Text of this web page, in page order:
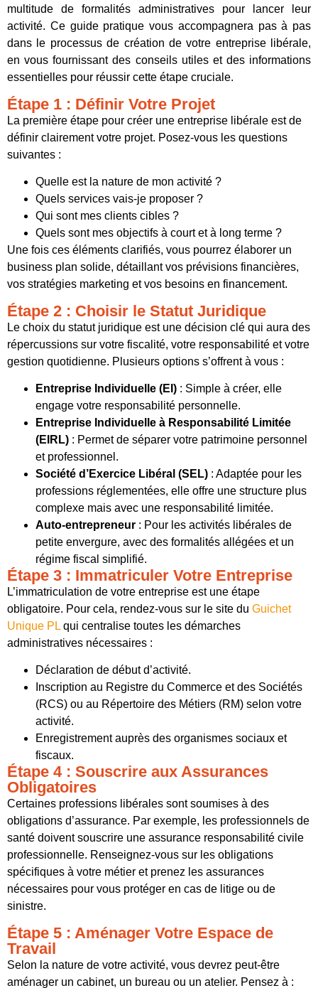
multitude de formalités administratives pour lancer leur
activité. Ce guide pratique vous accompagnera pas à pas
dans le processus de création de votre entreprise libérale,
en vous fournissant des conseils utiles et des informations
essentielles pour réussir cette étape cruciale.
Étape 1 : Définir Votre Projet
La première étape pour créer une entreprise libérale est de
définir clairement votre projet. Posez-vous les questions
suivantes :
Quelle est la nature de mon activité ?
Quels services vais-je proposer ?
Qui sont mes clients cibles ?
Quels sont mes objectifs à court et à long terme ?
Une fois ces éléments clarifiés, vous pourrez élaborer un
business plan solide, détaillant vos prévisions financières,
vos stratégies marketing et vos besoins en financement.
Étape 2 : Choisir le Statut Juridique
Le choix du statut juridique est une décision clé qui aura des
répercussions sur votre fiscalité, votre responsabilité et votre
gestion quotidienne. Plusieurs options s’offrent à vous :
Entreprise Individuelle (EI) : Simple à créer, elle
engage votre responsabilité personnelle.
Entreprise Individuelle à Responsabilité Limitée
(EIRL) : Permet de séparer votre patrimoine personnel
et professionnel.
Société d’Exercice Libéral (SEL) : Adaptée pour les
professions réglementées, elle offre une structure plus
complexe mais avec une responsabilité limitée.
Auto-entrepreneur : Pour les activités libérales de
petite envergure, avec des formalités allégées et un
régime fiscal simplifié.
Étape 3 : Immatriculer Votre Entreprise
L’immatriculation de votre entreprise est une étape
obligatoire. Pour cela, rendez-vous sur le site du Guichet
Unique PL qui centralise toutes les démarches
administratives nécessaires :
Déclaration de début d’activité.
Inscription au Registre du Commerce et des Sociétés
(RCS) ou au Répertoire des Métiers (RM) selon votre
activité.
Enregistrement auprès des organismes sociaux et
fiscaux.
Étape 4 : Souscrire aux Assurances
Obligatoires
Certaines professions libérales sont soumises à des
obligations d’assurance. Par exemple, les professionnels de
santé doivent souscrire une assurance responsabilité civile
professionnelle. Renseignez-vous sur les obligations
spécifiques à votre métier et prenez les assurances
nécessaires pour vous protéger en cas de litige ou de
sinistre.
Étape 5 : Aménager Votre Espace de
Travail
Selon la nature de votre activité, vous devrez peut-être
aménager un cabinet, un bureau ou un atelier. Pensez à :